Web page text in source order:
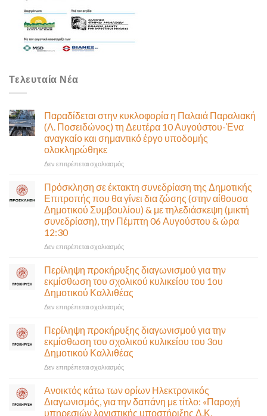
Τελευταία Νέα
Παραδίδεται στην κυκλοφορία η Παλαιά Παραλιακή
(Λ. Ποσειδώνος) τη Δευτέρα 10 Αυγούστου-Ένα
αναγκαίο και σημαντικό έργο υποδομής
ολοκληρώθηκε
Δεν επιτρέπεται σχολιασμόςστο
κυκλοφορία
η
Παλαιά
Παραλιακή
Ποσειδώνος)
10
Αυγούστου-
Ένα
αναγκαίο
σημαντικό
έργο
υποδομής
ολοκληρώθηκε
Πρόσκληση σε έκτακτη συνεδρίαση της Δημοτικής
Επιτροπής που θα γίνει δια ζώσης (στην αίθουσα
Δημοτικού Συμβουλίου) & με τηλεδιάσκεψη (μικτή
συνεδρίαση), την Πέμπτη 06 Αυγούστου & ώρα
12:30
Δεν επιτρέπεται σχολιασμόςστο
σε
έκτακτη
συνεδρίαση
της
Δημοτικής
που
θα
γίνει
δια
ζώσης
αίθουσα
Δημοτικού
Συμβουλίου)
Περίληψη προκήρυξης διαγωνισμού για την
εκμίσθωση του σχολικού κυλικείου του 1ου
Δημοτικού Καλλιθέας
Δεν επιτρέπεται σχολιασμόςστο
προκήρυξης
διαγωνισμού
για
την
εκμίσθωση
σχολικού
κυλικείου
του
Περίληψη προκήρυξης διαγωνισμού για την
εκμίσθωση του σχολικού κυλικείου του 3ου
Δημοτικού Καλλιθέας
Δεν επιτρέπεται σχολιασμόςστο
προκήρυξης
διαγωνισμού
για
Ανοικτός κάτω των ορίων Ηλεκτρονικός
Διαγωνισμός, για την δαπάνη με τίτλο: «Παροχή
υπηρεσιών λογιστικής υποστήριξης Δ.Κ.